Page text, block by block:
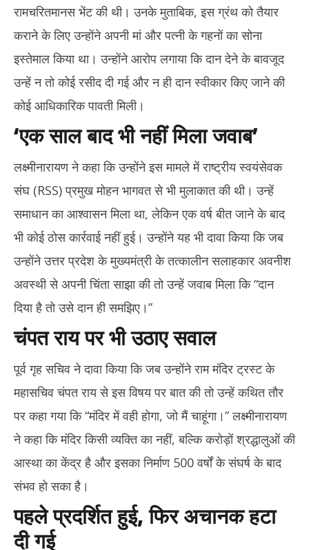
रामचरितमानस भेंट की थी। उनके मुताबिक, इस ग्रंथ को तैयार
कराने के लिए उन्होंने अपनी मां और पत्नी के गहनों का सोना
इस्तेमाल किया था। उन्होंने आरोप लगाया कि दान देने के बावजूद
उन्हें न तो कोई रसीद दी गई और न ही दान स्वीकार किए जाने की
कोई आधिकारिक पावती मिली।
‘एक साल बाद भी नहीं मिला जवाब’
लक्ष्मीनारायण ने कहा कि उन्होंने इस मामले में राष्ट्रीय स्वयंसेवक
संघ (RSS) प्रमुख मोहन भागवत से भी मुलाकात की थी। उन्हें
समाधान का आश्वासन मिला था, लेकिन एक वर्ष बीत जाने के बाद
भी कोई ठोस कार्रवाई नहीं हुई। उन्होंने यह भी दावा किया कि जब
उन्होंने उत्तर प्रदेश के मुख्यमंत्री के तत्कालीन सलाहकार अवनीश
अवस्थी से अपनी चिंता साझा की तो उन्हें जवाब मिला कि “दान
दिया है तो उसे दान ही समझिए।”
चंपत राय पर भी उठाए सवाल
पूर्व गृह सचिव ने दावा किया कि जब उन्होंने राम मंदिर ट्रस्ट के
महासचिव चंपत राय से इस विषय पर बात की तो उन्हें कथित तौर
पर कहा गया कि “मंदिर में वही होगा, जो मैं चाहूंगा।” लक्ष्मीनारायण
ने कहा कि मंदिर किसी व्यक्ति का नहीं, बल्कि करोड़ों श्रद्धालुओं की
आस्था का केंद्र है और इसका निर्माण 500 वर्षों के संघर्ष के बाद
संभव हो सका है।
पहले प्रदर्शित हुई, फिर अचानक हटा
दी गई